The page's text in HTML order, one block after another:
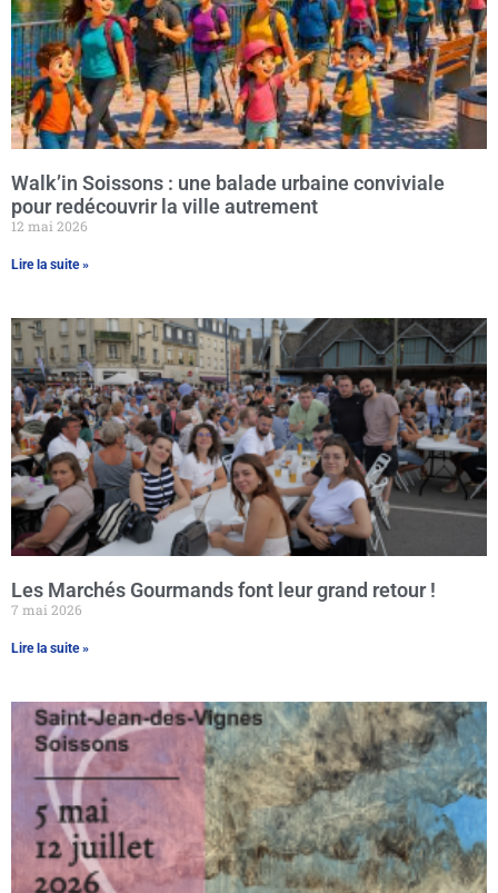
Walk’in Soissons : une balade urbaine conviviale
pour redécouvrir la ville autrement
12 mai 2026
Lire la suite »
Les Marchés Gourmands font leur grand retour !
7 mai 2026
Lire la suite »